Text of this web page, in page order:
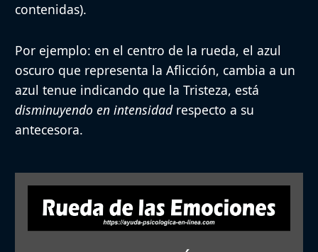
contenidas).
Por ejemplo: en el centro de la rueda, el azul
oscuro que representa la Aflicción, cambia a un
azul tenue indicando que la Tristeza, está
disminuyendo en intensidadrespecto a su
antecesora.